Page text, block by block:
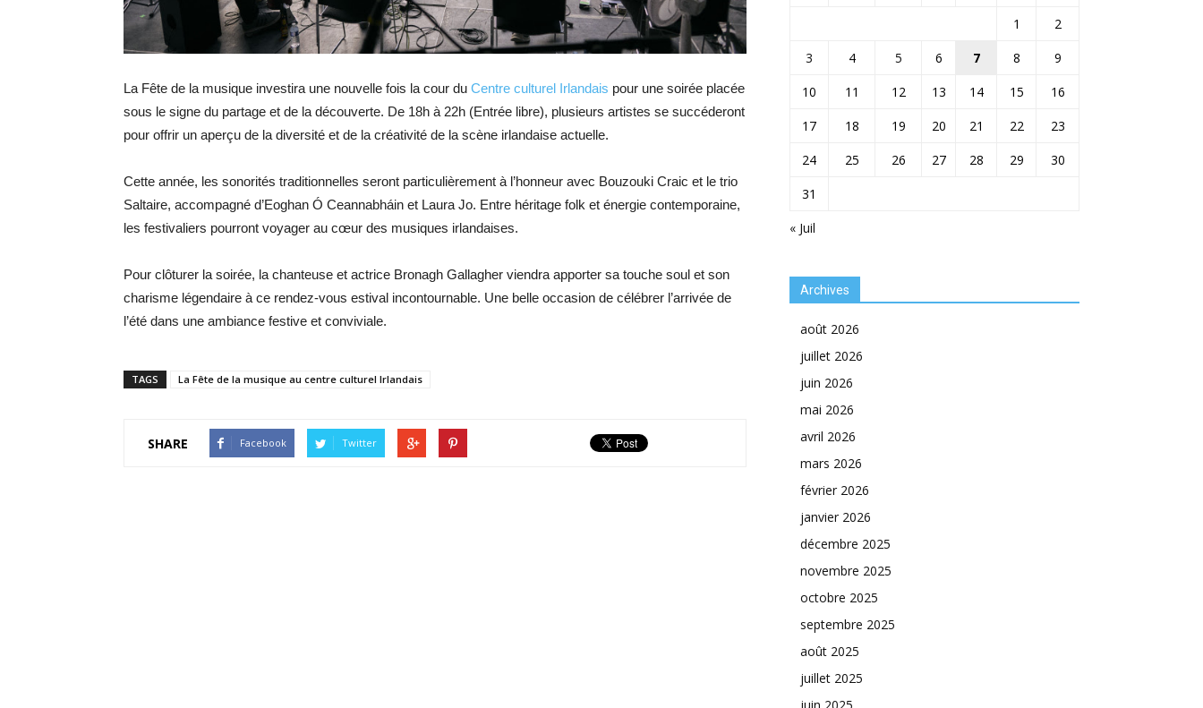
La Fête de la musique investira une nouvelle fois la cour du Centre culturel Irlandais pour une soirée placée
sous le signe du partage et de la découverte. De 18h à 22h (Entrée libre), plusieurs artistes se succéderont
pour offrir un aperçu de la diversité et de la créativité de la scène irlandaise actuelle.
Cette année, les sonorités traditionnelles seront particulièrement à l’honneur avec Bouzouki Craic et le trio
Saltaire, accompagné d’Eoghan Ó Ceannabháin et Laura Jo. Entre héritage folk et énergie contemporaine,
les festivaliers pourront voyager au cœur des musiques irlandaises.
Pour clôturer la soirée, la chanteuse et actrice Bronagh Gallagher viendra apporter sa touche soul et son
charisme légendaire à ce rendez-vous estival incontournable. Une belle occasion de célébrer l’arrivée de
l’été dans une ambiance festive et conviviale.
TAGS La Fête de la musique au centre culturel Irlandais
SHARE Facebook Twitter
« Juil
1
2
3
4 5 6 7 8
9
10
11 12 13 14 15
16
17
18 19 20 21 22
23
24
25 26 27 28 29
30
31
Archives
août 2026
juillet 2026
juin 2026
mai 2026
avril 2026
mars 2026
février 2026
janvier 2026
décembre 2025
novembre 2025
octobre 2025
septembre 2025
août 2025
juillet 2025